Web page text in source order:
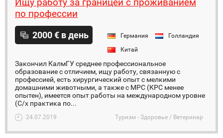
по профессии
2000 € в день Германия
Голландия
Китай
Закончил КалмГУ среднее профессиональное
образование с отличием, ищу работу, связанную с
профессией, есть хирургический опыт с мелкими
домашними животными, а также с МРС (КРС менее
опытен), имеется опыт работы на международном уровне
(С/х практика по...
24.07.2019 Туризм - Здоровье / Ветеринар